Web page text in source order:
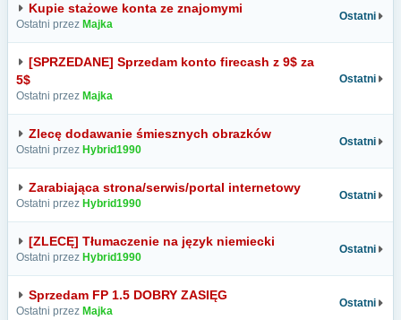
Kupie stażowe konta ze znajomymi
Ostatni przez Majka
Ostatni
[SPRZEDANE] Sprzedam konto firecash z 9$ za
5$
Ostatni przez Majka
Ostatni
Zlecę dodawanie śmiesznych obrazków
Ostatni przez Hybrid1990
Ostatni
Zarabiająca strona/serwis/portal internetowy
Ostatni przez Hybrid1990
Ostatni
[ZLECĘ] Tłumaczenie na język niemiecki
Ostatni przez Hybrid1990
Ostatni
Sprzedam FP 1.5 DOBRY ZASIĘG
Ostatni przez Majka
Ostatni